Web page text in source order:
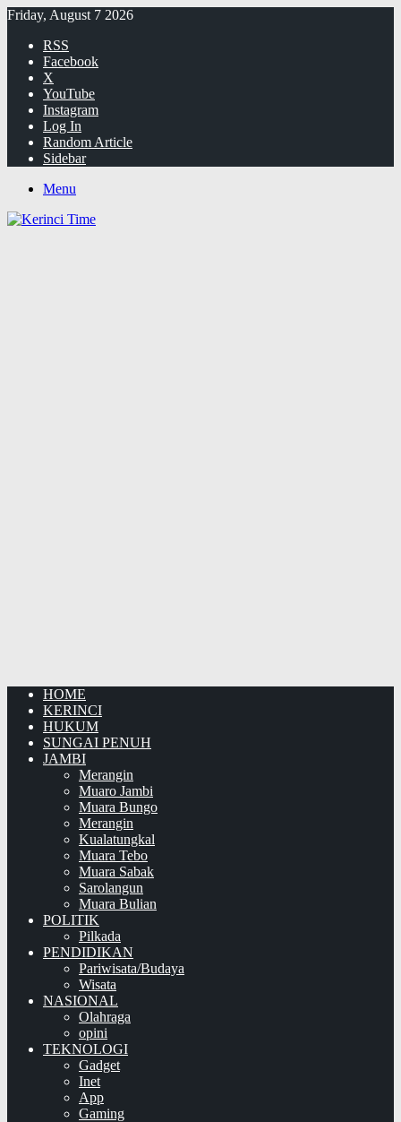
Friday, August 7 2026
RSS
Facebook
X
YouTube
Instagram
Log In
Random Article
Sidebar
Menu
HOME
KERINCI
HUKUM
SUNGAI PENUH
JAMBI
Merangin
Muaro Jambi
Muara Bungo
Merangin
Kualatungkal
Muara Tebo
Muara Sabak
Sarolangun
Muara Bulian
POLITIK
Pilkada
PENDIDIKAN
Pariwisata/Budaya
Wisata
NASIONAL
Olahraga
opini
TEKNOLOGI
Gadget
Inet
App
Gaming